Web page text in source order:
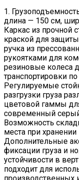
1.
длина — 150 см,
Каркас из прочной
краской для
ручка из
рукоятками для
резиновые колеса
транспортировки
Регулируемые
разгрузки груза
цветовой гаммы
современный
Возможность
места при хранении
Дополнительные
фиксации груза и
устойчивости в
подходит для